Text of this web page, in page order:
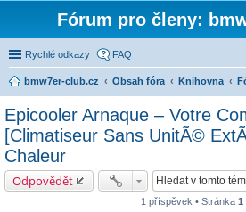
Fórum pro členy:
Rychlé odkazy FAQ
bmw7er-club.cz Obsah fóra Knihovna
Epicooler Arnaque – Votre
[Climatiseur Sans UnitÃ©
Chaleur
Odpovědět
1 příspěvek • Stránka 1